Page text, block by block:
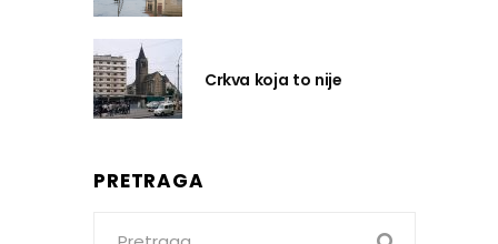
Crkva koja to nije
PRETRAGA